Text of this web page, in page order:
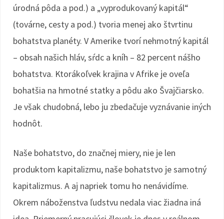
úrodná pôda a pod.) a „vyprodukovaný kapitál“
(továrne, cesty a pod.) tvoria menej ako štvrtinu
bohatstva planéty. V Amerike tvorí nehmotný kapitál
– obsah našich hláv, sŕdc a kníh – 82 percent nášho
bohatstva. Ktorákoľvek krajina v Afrike je oveľa
bohatšia na hmotné statky a pôdu ako Švajčiarsko.
Je však chudobná, lebo ju zbedačuje vyznávanie iných
hodnôt.
Naše bohatstvo, do značnej miery, nie je len
produktom kapitalizmu, naše bohatstvo je samotný
kapitalizmus. A aj napriek tomu ho nenávidíme.
Okrem náboženstva ľudstvu nedala viac žiadna iná